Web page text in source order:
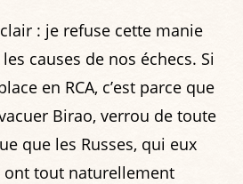
: je refuse cette manie
causes de nos échecs. Si
en RCA, c’est parce que
Birao, verrou de toute
que les Russes, qui eux
ont tout naturellement